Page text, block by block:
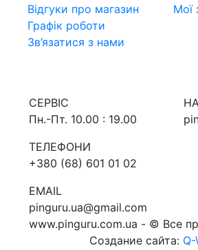
Відгуки про магазин
Графік роботи
Зв’язатися з нами
Мої
СЕРВIС
Пн.-Пт. 10.00 : 19.00
ТЕЛЕФОНИ
+380 (68) 601 01 02
EMAIL
pinguru.ua@gmail.com
www.pinguru.com.ua - © Все
Создание сайта: Q-